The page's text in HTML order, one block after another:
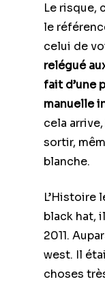
Le risque,
le
celui de
relégué
fait d’une
manuelle
cela
sortir,
blanche.
L’Histoire
black hat,
2011.
west. Il
choses